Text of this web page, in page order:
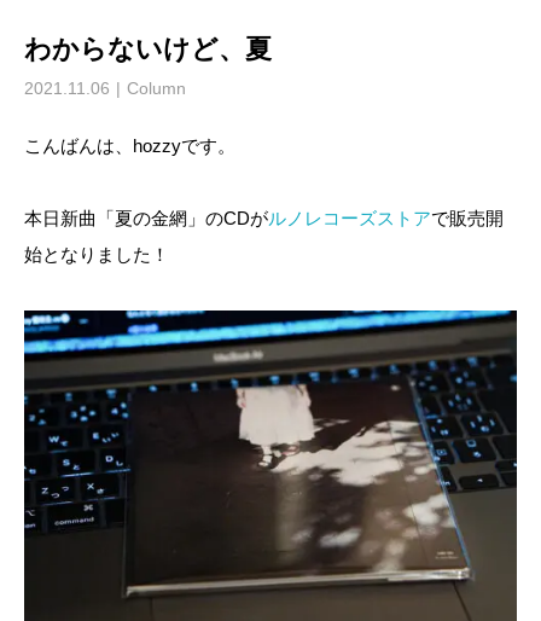
わからないけど、夏
2021.11.06 Column
こんばんは、hozzyです。
本日新曲「夏の金網」のCDがルノレコーズストアで販売開
始となりました！